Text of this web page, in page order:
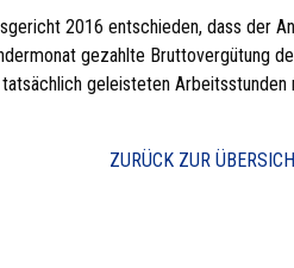
2016 entschieden, dass der
gezahlte Bruttovergütung
geleisteten
ZURÜCK ZUR